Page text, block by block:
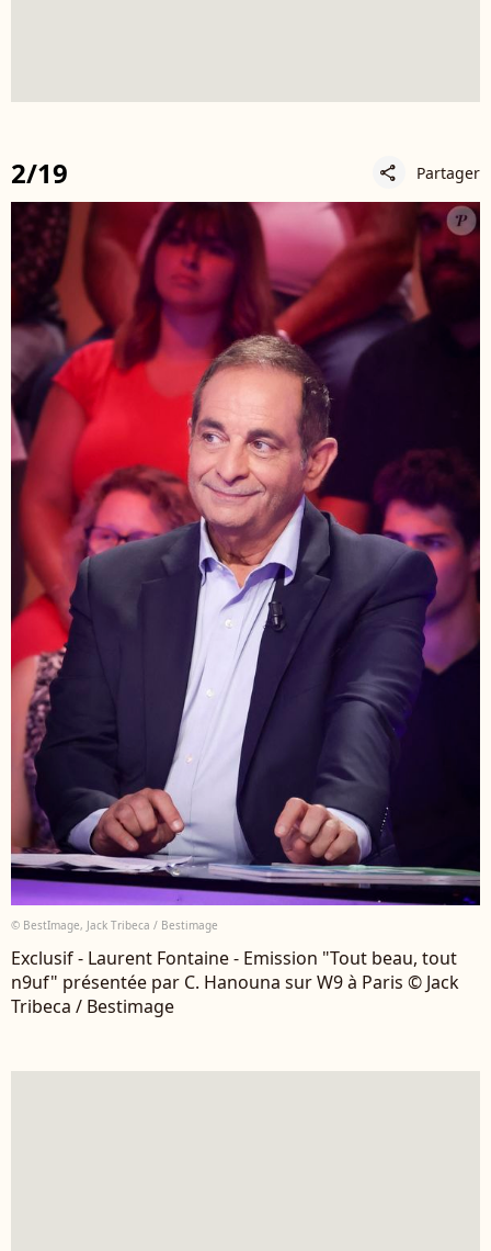
2/19 share Partager
© BestImage, Jack Tribeca / Bestimage
Exclusif - Laurent Fontaine - Emission "Tout beau, tout
n9uf" présentée par C. Hanouna sur W9 à Paris © Jack
Tribeca / Bestimage